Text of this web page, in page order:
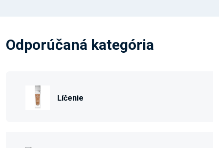
Odporúčaná kategória
Líčenie